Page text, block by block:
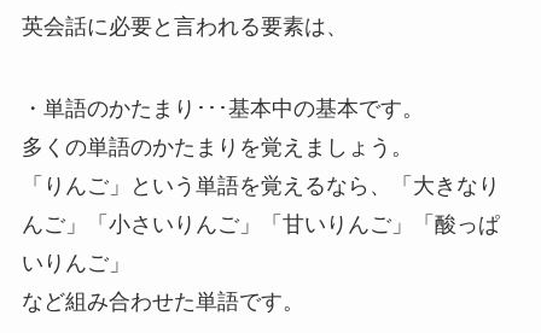
英会話に必要と言われる要素は、
・単語のかたまり･･･基本中の基本です。
多くの単語のかたまりを覚えましょう。
「りんご」という単語を覚えるなら、「大きなり
んご」「小さいりんご」「甘いりんご」「酸っぱ
いりんご」
など組み合わせた単語です。